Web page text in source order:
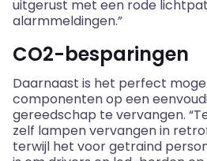
uitgerust met een rode
alarmmeldingen.”
CO2-besparingen
Daarnaast is het perfect
componenten op een
gereedschap te vervangen.
zelf lampen vervangen in
terwijl het voor getraind